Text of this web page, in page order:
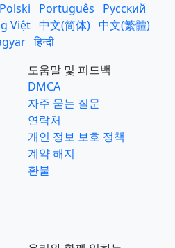
Polski Português
Русский
Việt 中文(简体) 中文(繁體)
हिन्दी
도움말 및 피드백
DMCA
자주 묻는 질문
연락처
개인 정보 보호 정책
계약 해지
환불